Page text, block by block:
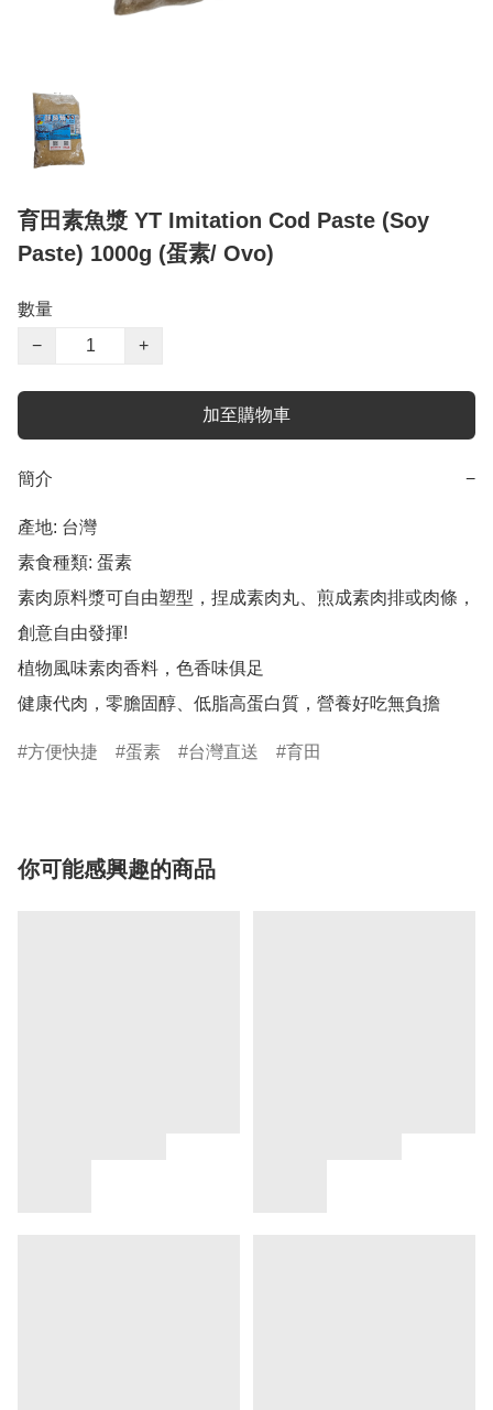
育田素魚漿 YT Imitation Cod Paste (Soy
Paste) 1000g (蛋素/ Ovo)
數量
−
+
加至購物車
簡介 −
產地: 台灣
素食種類: 蛋素
素肉原料漿可自由塑型，捏成素肉丸、煎成素肉排或肉條，
創意自由發揮!
植物風味素肉香料，色香味俱足
健康代肉，零膽固醇、低脂高蛋白質，營養好吃無負擔
方便快捷 蛋素 台灣直送 育田
你可能感興趣的商品